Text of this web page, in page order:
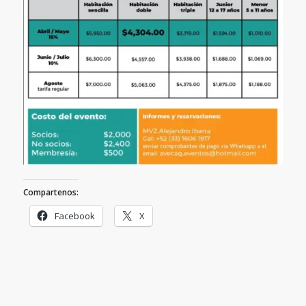
Compartenos:
Facebook X